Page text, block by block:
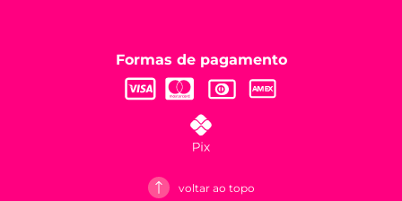
Formas de pagamento
voltar ao topo